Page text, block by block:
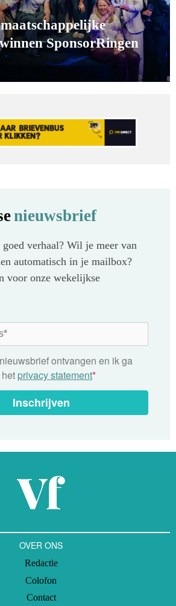
SponsorRingen
nieuwsbrief
verhaal? Wil je meer van
automatisch in je mailbox?
voor onze wekelijkse
ontvangen en ik ga
privacy statement*
Inschrijven
OVER ONS
Redactie
Colofon
Contact